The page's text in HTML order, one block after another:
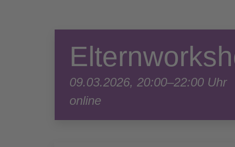
09.03.2026, 20:00–22:00 Uhr
online